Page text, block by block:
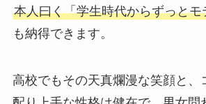
本人曰く「学生時代からずっとモ
も納得できます。
高校でもその天真爛漫な笑顔と、